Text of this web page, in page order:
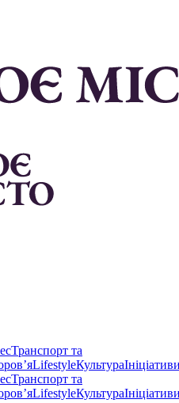
Транспорт та
LifestyleКультура
Транспорт та
LifestyleКультура